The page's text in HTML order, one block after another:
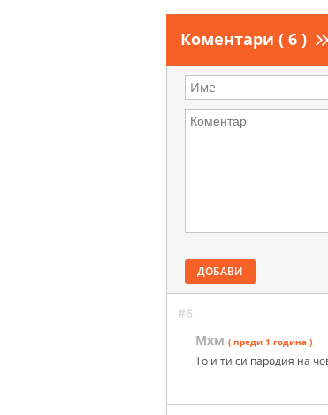
Коментари ( 6 )
ДОБАВИ
#6
Мхм ( преди 1 година )
То и ти си пародия на